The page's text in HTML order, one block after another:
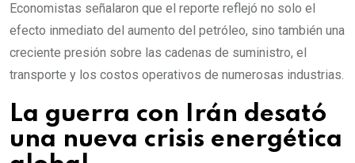
Economistas señalaron que el reporte reflejó no solo el
efecto inmediato del aumento del petróleo, sino también una
creciente presión sobre las cadenas de suministro, el
transporte y los costos operativos de numerosas industrias.
La guerra con Irán desató
una nueva crisis energética